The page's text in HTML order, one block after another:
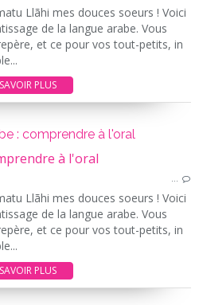
Llãhi mes douces soeurs ! Voici
de la langue arabe. Vous
et ce pour vos tout-petits, in
PLUS
: comprendre à l'oral
…
Llãhi mes douces soeurs ! Voici
de la langue arabe. Vous
et ce pour vos tout-petits, in
PLUS